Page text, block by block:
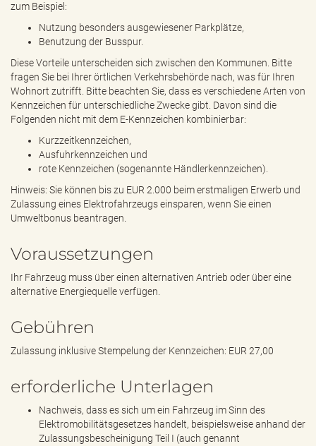
zum Beispiel:
Nutzung besonders ausgewiesener Parkplätze,
Benutzung der Busspur.
Diese Vorteile unterscheiden sich zwischen den Kommunen. Bitte
fragen Sie bei Ihrer örtlichen Verkehrsbehörde nach, was für Ihren
Wohnort zutrifft. Bitte beachten Sie, dass es verschiedene Arten von
Kennzeichen für unterschiedliche Zwecke gibt. Davon sind die
Folgenden nicht mit dem E-Kennzeichen kombinierbar:
Kurzzeitkennzeichen,
Ausfuhrkennzeichen und
rote Kennzeichen (sogenannte Händlerkennzeichen).
Hinweis: Sie können bis zu EUR 2.000 beim erstmaligen Erwerb und
Zulassung eines Elektrofahrzeugs einsparen, wenn Sie einen
Umweltbonus beantragen.
Voraussetzungen
Ihr Fahrzeug muss über einen alternativen Antrieb oder über eine
alternative Energiequelle verfügen.
Gebühren
Zulassung inklusive Stempelung der Kennzeichen: EUR 27,00
erforderliche Unterlagen
Nachweis, dass es sich um ein Fahrzeug im Sinn des
Elektromobilitätsgesetzes handelt, beispielsweise anhand der
Zulassungsbescheinigung Teil I (auch genannt